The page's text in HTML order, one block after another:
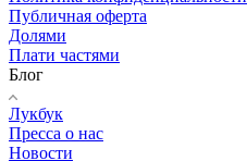
Публичная оферта
Долями
Плати частями
Блог
Лукбук
Пресса о нас
Новости